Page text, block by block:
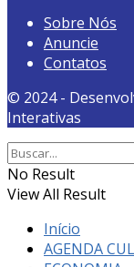
Sobre Nós
Anuncie
Contatos
© 2024 -
Interativas
No Result
View All Result
Início
AGENDA